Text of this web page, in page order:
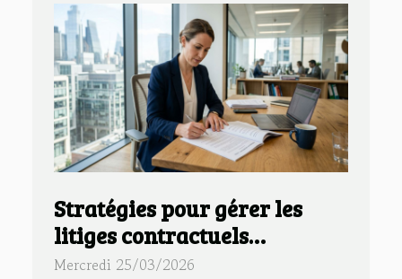
Stratégies pour gérer les
litiges contractuels
efficacement
Mercredi 25/03/2026